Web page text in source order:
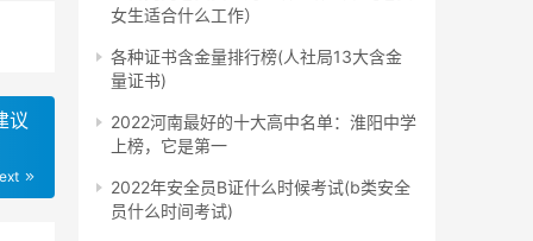
方
议
女生适合什么工作）
各种证书含金量排行榜(人社局13大含金
量证书)
2022河南最好的十大高中名单：淮阳中学
上榜，它是第一
2022年安全员B证什么时候考试(b类安全
员什么时间考试)